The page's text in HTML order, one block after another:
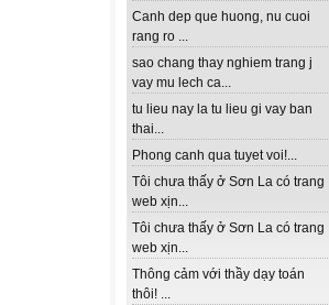
Canh dep que huong, nu cuoi
rang ro ...
sao chang thay nghiem trang j
vay mu lech ca...
tu lieu nay la tu lieu gi vay ban
thai...
Phong canh qua tuyet voi!...
Tôi chưa thấy ở Sơn La có trang
web xịn...
Tôi chưa thấy ở Sơn La có trang
web xịn...
Thông cảm với thầy dạy toán
thôi! ...